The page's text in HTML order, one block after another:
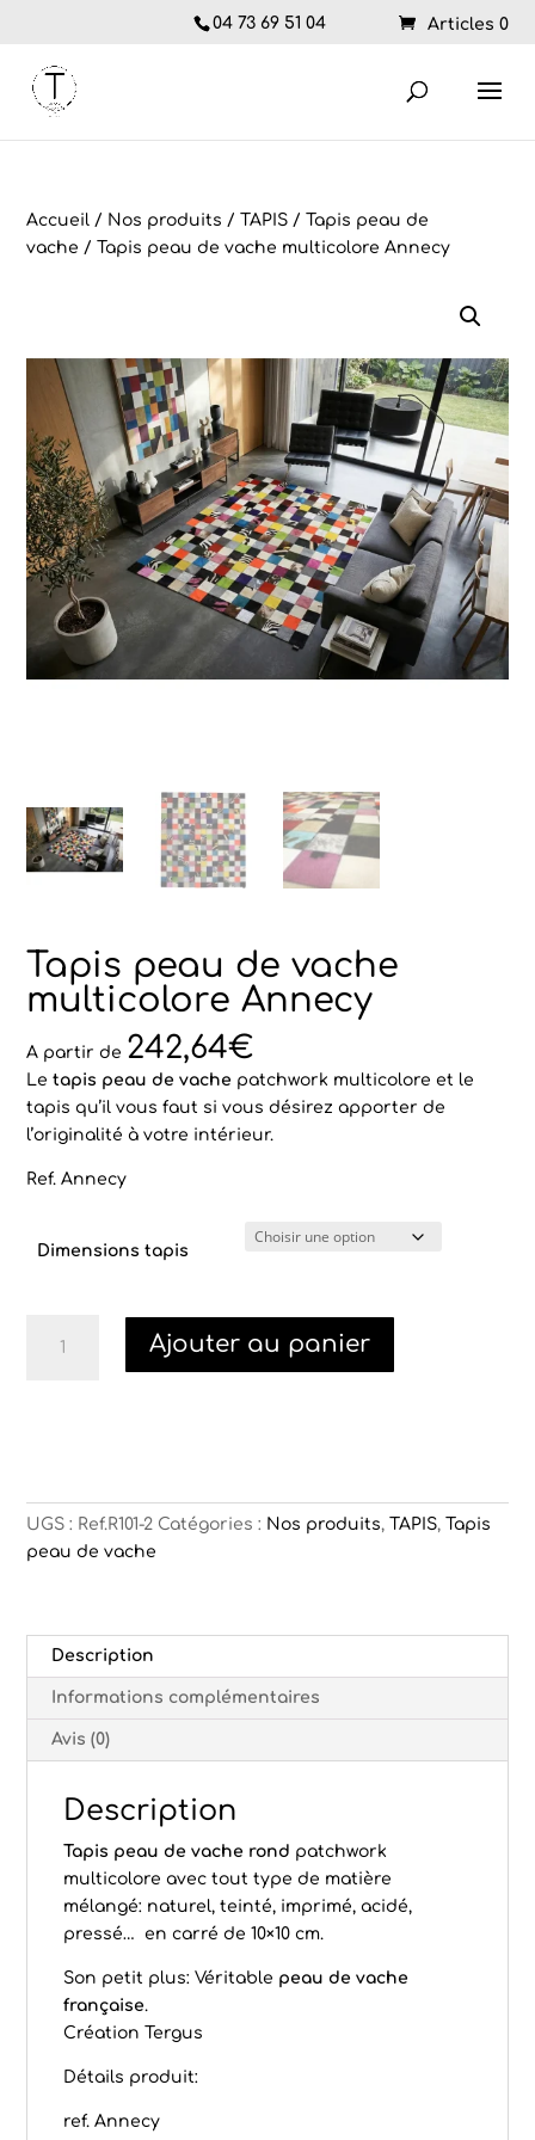
04 73 69 51 04 Articles 0
Accueil / Nos produits / TAPIS / Tapis peau de
vache / Tapis peau de vache multicolore Annecy
Tapis peau de vache
multicolore Annecy
A partir de 242,64€
Le tapis peau de vache patchwork multicolore et le
tapis qu’il vous faut si vous désirez apporter de
l’originalité à votre intérieur.
Ref. Annecy
Dimensions tapis
Annecy
Ajouter au panier
UGS : Ref.R101-2 Catégories : Nos produits,TAPIS,Tapis
peau de vache
Description
Informations complémentaires
Avis (0)
Description
Tapis peau de vache rond patchwork
multicolore avec tout type de matière
mélangé: naturel, teinté, imprimé, acidé,
pressé… en carré de 10×10 cm.
Son petit plus: Véritable peau de vache
française.
Création Tergus
Détails produit:
ref. Annecy